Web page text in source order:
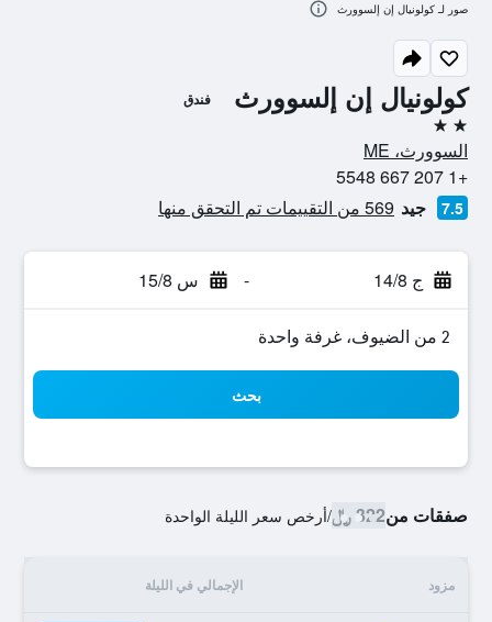
كولونيال إن إلسوورث فندق
2 نجمتين
السوورث، ME
+1 207 667 5548
7.5 جيد 569 من التقييمات تم التحقق منها
ج 14/8 - س 15/8
2 من الضيوف، غرفة واحدة
بحث
صفقات من322 ﷼ /أرخص سعر الليلة الواحدة
مزود الإجمالي في الليلة
صور لـ كولونيال إن إلسوورث